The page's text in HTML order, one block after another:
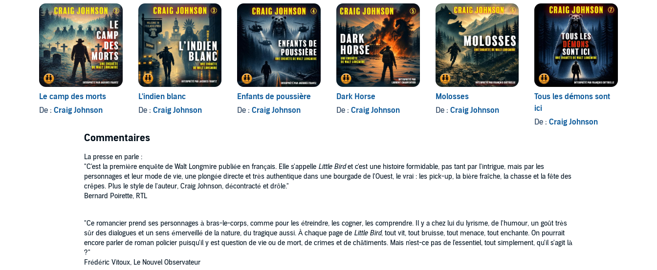
Le camp des morts
De : Craig Johnson
L'indien blanc
De : Craig Johnson
Enfants de poussière
De :Craig Johnson
Dark Horse
De : Craig Johnson
Molosses
De : Craig Johnson
Tous les démons sont
ici
De :Craig Johnson
Commentaires
La presse en parle :
"C'est la première enquête de Walt Longmire publiée en français. Elle s'appelle Little Birdet c'est une histoire formidable, pas tant par l'intrigue, mais par les
personnages et leur mode de vie, une plongée directe et très authentique dans une bourgade de l'Ouest, le vrai : les pick-up, la bière fraîche, la chasse et la fête des
crêpes. Plus le style de l'auteur, Craig Johnson, décontracté et drôle."
Bernard Poirette, RTL
"Ce romancier prend ses personnages à bras-le-corps, comme pour les étreindre, les cogner, les comprendre. Il y a chez lui du lyrisme, de l'humour, un goût très
sûr des dialogues et un sens émerveillé de la nature, du tragique aussi. À chaque page de Little Bird, tout vit, tout bruisse, tout menace, tout enchante. On pourrait
encore parler de roman policier puisqu'il y est question de vie ou de mort, de crimes et de châtiments. Mais n'est-ce pas de l'essentiel, tout simplement, qu'il s'agit là
?"
Frédéric Vitoux, Le Nouvel Observateur